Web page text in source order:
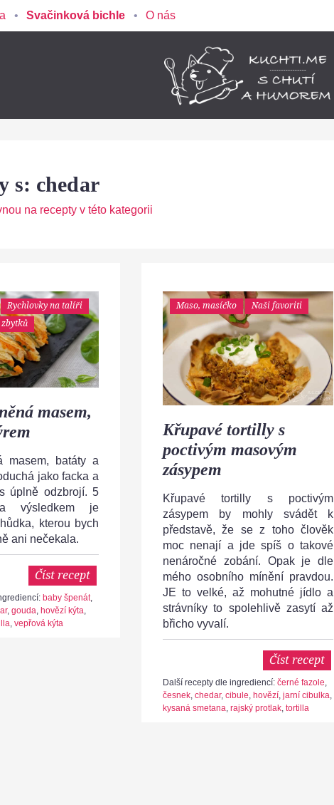
Svačinková bichle O nás
s: chedar
na recepty v této kategorii
Rychlovky na talíři
zbytků
masem,
masem, batáty a
jako facka a
úplně odzbrojí. 5
výsledkem je
kterou bych
ani nečekala.
Číst recept
baby špenát,
, gouda, hovězí kýta,
, vepřová kýta
Maso, masíčko Naši favoriti
Křupavé tortilly s
poctivým masovým
zásypem
Křupavé tortilly s poctivým
zásypem by mohly svádět k
představě, že se z toho člověk
moc nenají a jde spíš o takové
nenáročné zobání. Opak je dle
mého osobního mínění pravdou.
JE to velké, až mohutné jídlo a
strávníky to spolehlivě zasytí až
břicho vyvalí.
Číst recept
Další recepty dle ingrediencí: černé fazole,
česnek, chedar, cibule, hovězí, jarní cibulka,
kysaná smetana, rajský protlak, tortilla